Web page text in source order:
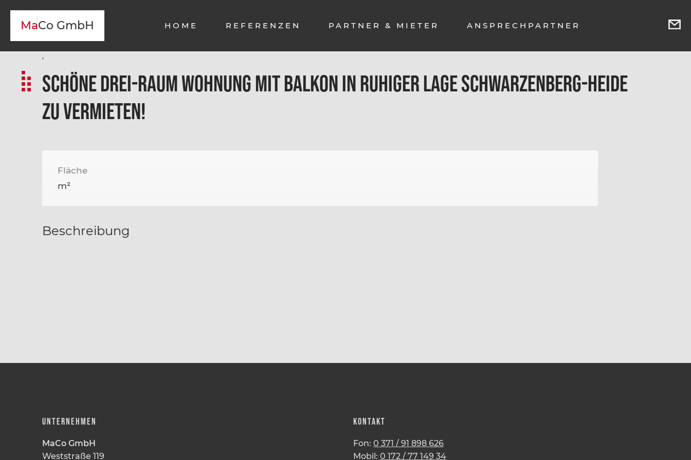
MaCo GmbH HOME REFERENZEN PARTNER & MIETER ANSPRECHPARTNER
,
Schöne Drei-Raum Wohnung mit Balkon in ruhiger Lage Schwarzenberg-Heide
zu vermieten!
Fläche
m²
Beschreibung
UNTERNEHMEN
MaCo GmbH
Weststraße 119
KONTAKT
Fon: 0 371 / 91 898 626
Mobil: 0 172 / 77 149 34